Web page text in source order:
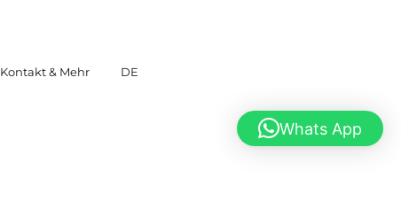
Kontakt & Mehr DE
Whats App